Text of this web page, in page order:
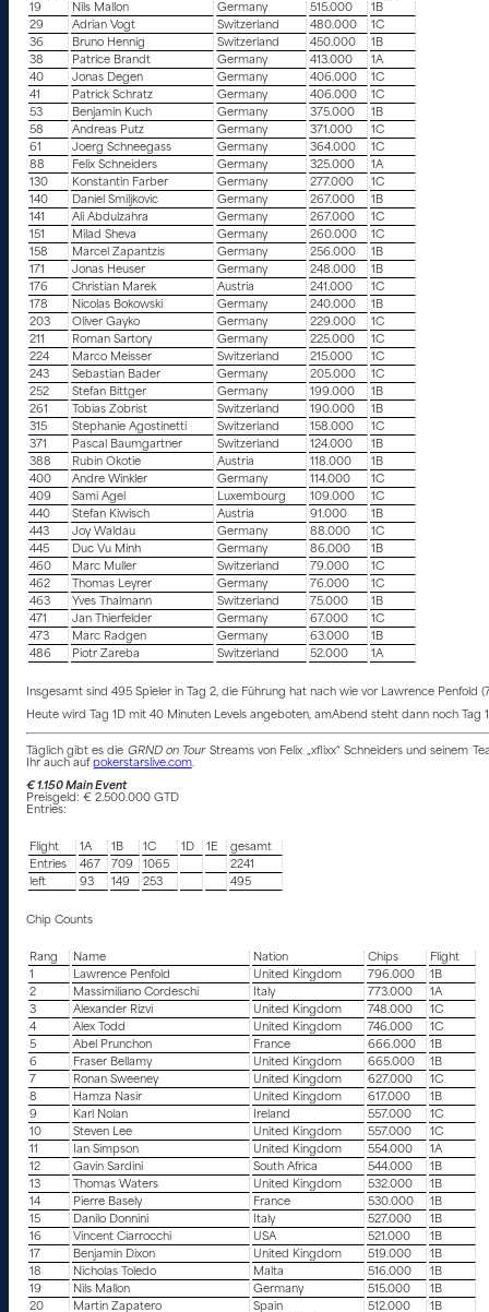
19
Nils Mallon Germany 515.000
1B
29
Adrian Vogt Switzerland 480.000
1C
36
Bruno Hennig Switzerland 450.000
1B
38
Patrice Brandt Germany 413.000
1A
40
Jonas Degen Germany 406.000
1C
41
Patrick Schratz Germany 406.000
1C
53
Benjamin Kuch Germany 375.000
1B
58
Andreas Putz Germany 371.000
1C
61
Joerg Schneegass Germany 364.000
1C
88
Felix Schneiders Germany 325.000
1A
130
Konstantin Farber Germany 277.000
1C
140
Daniel Smiljkovic Germany 267.000
1B
141
Ali Abdulzahra Germany 267.000
1C
151
Milad Sheva Germany 260.000
1C
158
Marcel Zapantzis Germany 256.000
1B
171
Jonas Heuser Germany 248.000
1B
176
Christian Marek Austria 241.000
1C
178
Nicolas Bokowski Germany 240.000
1B
203
Oliver Gayko Germany 229.000
1C
211
Roman Sartory Germany 225.000
1C
224
Marco Meisser Switzerland 215.000
1C
243
Sebastian Bader Germany 205.000
1C
252
Stefan Bittger Germany 199.000
1B
261
Tobias Zobrist Switzerland 190.000
1B
315
Stephanie Agostinetti Switzerland 158.000
1C
371
Pascal Baumgartner Switzerland 124.000
1B
388
Rubin Okotie Austria 118.000
1B
400
Andre Winkler Germany 114.000
1C
409
Sami Agel Luxembourg 109.000
1C
440
Stefan Kiwisch Austria 91.000
1B
443
Joy Waldau Germany 88.000
1C
445
Duc Vu Minh Germany 86.000
1B
460
Marc Muller Switzerland 79.000
1C
462
Thomas Leyrer Germany 76.000
1C
463
Yves Thalmann Switzerland 75.000
1B
471
Jan Thierfelder Germany 67.000
1C
473
Marc Radgen Germany 63.000
1B
486
Piotr Zareba Switzerland 52.000 1A
Insgesamt sind 495 Spieler in Tag 2, die Führung hat nach wie vor Lawrence
Heute wird Tag 1D mit 40 Minuten Levels angeboten, amAbend steht dann noch Tag
Täglich gibt es die GRND on TourStreams von Felix „xflixx“ Schneiders und seinem
Ihr auch aufpokerstarslive.com.
€ 1.150 Main Event
Preisgeld: € 2.500.000 GTD
Entries:
Flight 1A 1B 1C 1D 1E
gesamt
Entries
467 709 1065
2241
left
93 149 253 495
Chip Counts
Rang Name Nation Chips
Flight
1
Lawrence Penfold United Kingdom 796.000
1B
2
Massimiliano Cordeschi Italy 773.000
1A
3
Alexander Rizvi United Kingdom 748.000
1C
4
Alex Todd United Kingdom 746.000
1C
5
Abel Prunchon France 666.000
1B
6
Fraser Bellamy United Kingdom 665.000
1B
7
Ronan Sweeney United Kingdom 627.000
1C
8
Hamza Nasir United Kingdom 617.000
1B
9
Karl Nolan Ireland 557.000
1C
10
Steven Lee United Kingdom 557.000
1C
11
Ian Simpson United Kingdom 554.000
1A
12
Gavin Sardini South Africa 544.000
1B
13
Thomas Waters United Kingdom 532.000
1B
14
Pierre Basely France 530.000
1B
15
Danilo Donnini Italy 527.000
1B
16
Vincent Ciarrocchi USA 521.000
1B
17
Benjamin Dixon United Kingdom 519.000
1B
18
Nicholas Toledo Malta 516.000
1B
19
Nils Mallon Germany 515.000
1B
20
Martin Zapatero Spain 512.000
1B